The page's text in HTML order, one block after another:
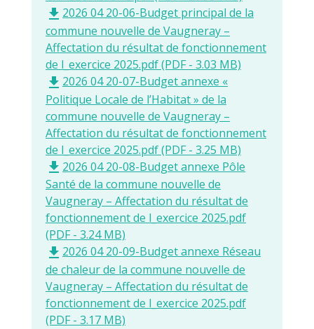
file_download 2026 04 20-06-Budget principal de la
commune nouvelle de Vaugneray –
Affectation du résultat de fonctionnement
de l_exercice 2025.pdf (PDF - 3.03 MB)
file_download 2026 04 20-07-Budget annexe «
Politique Locale de l’Habitat » de la
commune nouvelle de Vaugneray –
Affectation du résultat de fonctionnement
de l_exercice 2025.pdf (PDF - 3.25 MB)
file_download 2026 04 20-08-Budget annexe Pôle
Santé de la commune nouvelle de
Vaugneray – Affectation du résultat de
fonctionnement de l_exercice 2025.pdf
(PDF - 3.24 MB)
file_download 2026 04 20-09-Budget annexe Réseau
de chaleur de la commune nouvelle de
Vaugneray – Affectation du résultat de
fonctionnement de l_exercice 2025.pdf
(PDF - 3.17 MB)